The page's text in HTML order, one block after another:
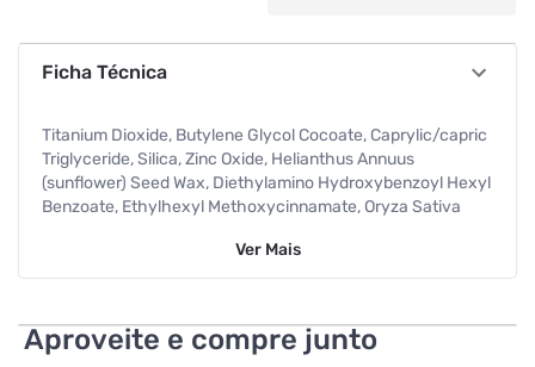
Ficha Técnica
Titanium Dioxide, Butylene Glycol Cocoate, Caprylic/capric
Triglyceride, Silica, Zinc Oxide, Helianthus Annuus
(sunflower) Seed Wax, Diethylamino Hydroxybenzoyl Hexyl
Benzoate, Ethylhexyl Methoxycinnamate, Oryza Sativa
ethylhexyloxyphenol Methoxyphenyl Triazine, Ci 77492,
Acetate, Aluminum Dimyristate, Ci 77499,
Ethylhexylglycerin, Disodium Stearo
Ver Mais
Aproveite e compre junto